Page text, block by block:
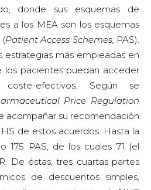
donde sus esquemas de
a los MEA son los esquemas
(Patient Access Schemes, PAS).
estrategias más empleadas en
los pacientes puedan acceder
efectivos. Según se
Price Regulation
acompañar su recomendación
de estos acuerdos. Hasta la
175 PAS, de los cuales 71 (el
De éstas, tres cuartas partes
de descuentos simples,